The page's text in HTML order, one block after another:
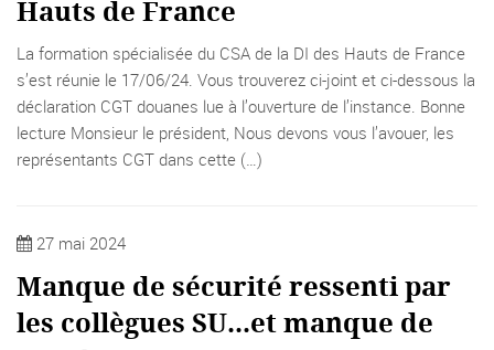
Hauts de France
La formation spécialisée du CSA de la DI des Hauts de France
s’est réunie le 17/06/24. Vous trouverez ci-joint et ci-dessous la
déclaration CGT douanes lue à l’ouverture de l’instance. Bonne
lecture Monsieur le président, Nous devons vous l’avouer, les
représentants CGT dans cette (…)
27 mai 2024
Manque de sécurité ressenti par
les collègues SU...et manque de